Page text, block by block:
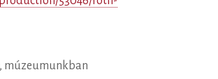
múzeumunkban